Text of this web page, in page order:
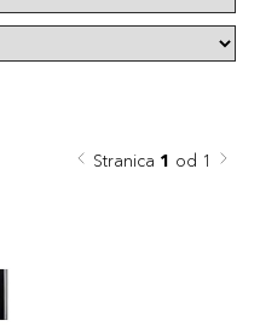
Stranica 1 od 1